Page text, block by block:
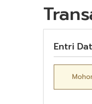
Entri